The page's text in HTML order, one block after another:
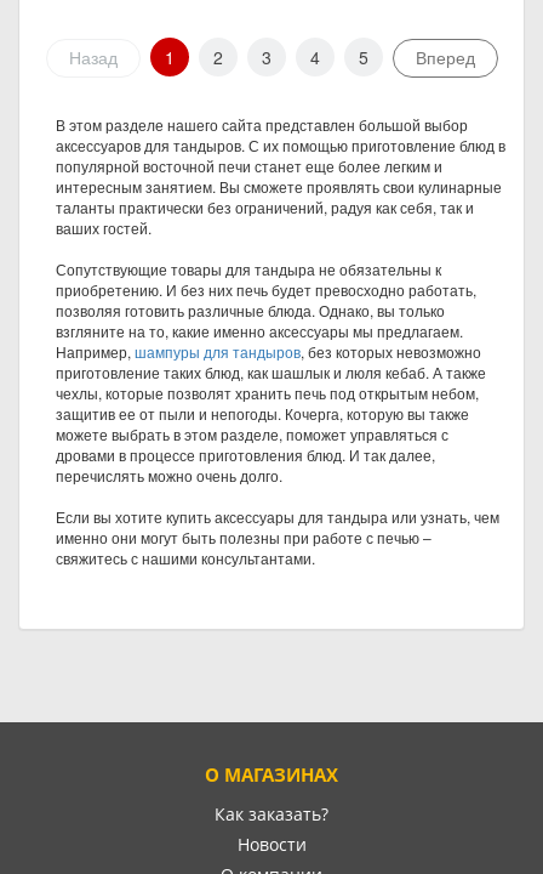
Назад 1 2 3 4 5 Вперед
В этом разделе нашего сайта представлен большой выбор
аксессуаров для тандыров. С их помощью приготовление блюд в
популярной восточной печи станет еще более легким и
интересным занятием. Вы сможете проявлять свои кулинарные
таланты практически без ограничений, радуя как себя, так и
ваших гостей.
Сопутствующие товары для тандыра не обязательны к
приобретению. И без них печь будет превосходно работать,
позволяя готовить различные блюда. Однако, вы только
взгляните на то, какие именно аксессуары мы предлагаем.
Например, шампуры для тандыров, без которых невозможно
приготовление таких блюд, как шашлык и люля кебаб. А также
чехлы, которые позволят хранить печь под открытым небом,
защитив ее от пыли и непогоды. Кочерга, которую вы также
можете выбрать в этом разделе, поможет управляться с
дровами в процессе приготовления блюд. И так далее,
перечислять можно очень долго.
Если вы хотите купить аксессуары для тандыра или узнать, чем
именно они могут быть полезны при работе с печью –
свяжитесь с нашими консультантами.
О МАГАЗИНАХ
Как заказать?
Новости